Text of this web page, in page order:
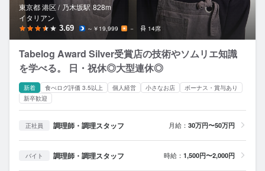
東京都 港区 / 乃木坂駅 828m
イタリアン
3.69 ～￥19,999 － 14席
Tabelog Award Silver受賞店の技術やソムリエ知識
を学べる。 日・祝休◎大型連休◎
新着 食べログ評価 3.5以上 個人経営 小さなお店
ボーナス・賞与あり
新卒歓迎
正社員 調理師・調理スタッフ 月給： 30万円〜50万円
バイト 調理師・調理スタッフ 時給： 1,500円〜2,000円